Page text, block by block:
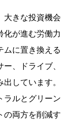
大きな投資機会
化が進む労働力
ムに置き換える
、ドライブ、
しています。
ラルとグリーン
の両方を削減す